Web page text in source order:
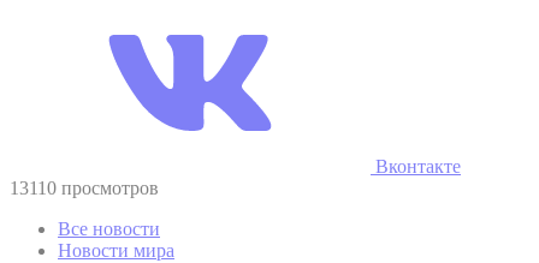
Вконтакте
13110 просмотров
Все новости
Новости мира